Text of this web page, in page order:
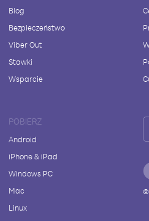
Blog
Bezpieczeństwo
Viber Out
Stawki
Wsparcie
POBIERZ
Android
iPhone & iPad
Windows PC
Mac
Linux
©